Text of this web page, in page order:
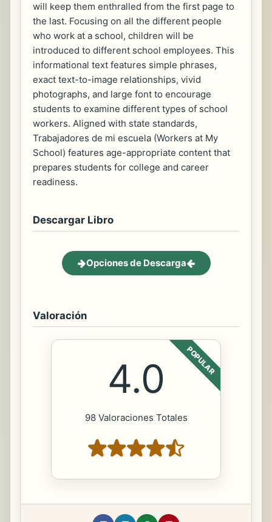
will keep them enthralled from the first page to
the last. Focusing on all the different people
who work at a school, children will be
introduced to different school employees. This
informational text features simple phrases,
exact text-to-image relationships, vivid
photographs, and large font to encourage
students to examine different types of school
workers. Aligned with state standards,
Trabajadores de mi escuela (Workers at My
School) features age-appropriate content that
prepares students for college and career
readiness.
Descargar Libro
Opciones de Descarga
Valoración
POPULAR
4.0
98 Valoraciones Totales